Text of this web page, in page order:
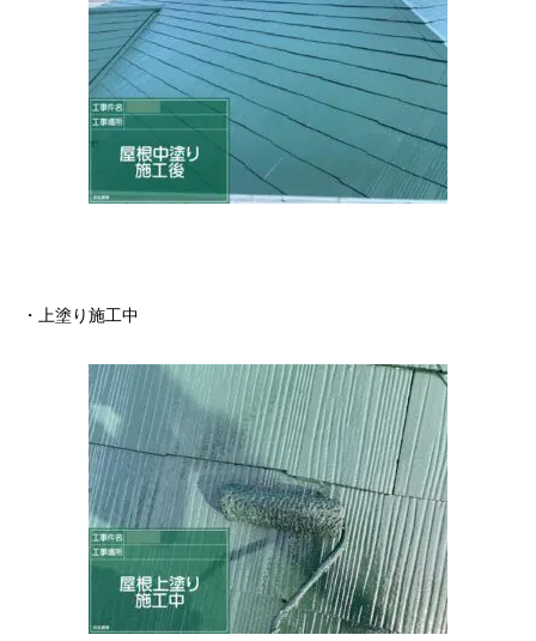
・上塗り施工中